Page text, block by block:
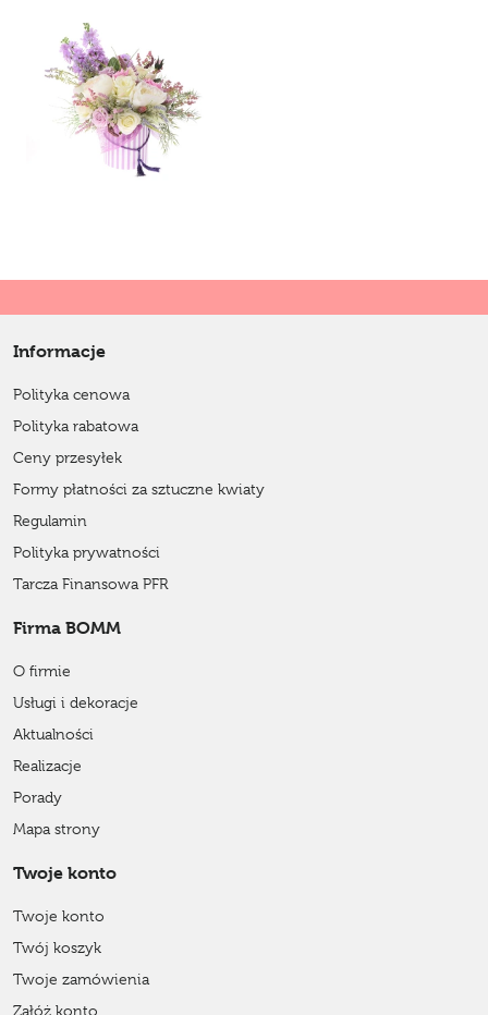
Informacje
Polityka cenowa
Polityka rabatowa
Ceny przesyłek
Formy płatności za sztuczne kwiaty
Regulamin
Polityka prywatności
Tarcza Finansowa PFR
Firma BOMM
O firmie
Usługi i dekoracje
Aktualności
Realizacje
Porady
Mapa strony
Twoje konto
Twoje konto
Twój koszyk
Twoje zamówienia
Załóż konto